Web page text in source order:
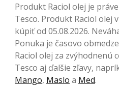
Produkt Raciol olej je
Tesco. Produkt Raciol olej
kúpiť od 05.08.2026.
Ponuka je časovo
Raciol olej za zvýhodnenú
Tesco aj ďalšie zľavy,
Mango, Maslo a Med.